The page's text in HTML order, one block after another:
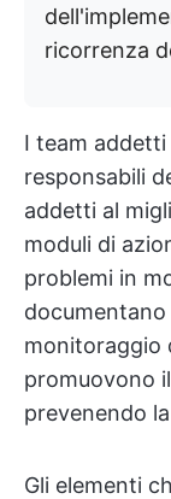
ricorrenza
I team addetti
responsabili
addetti al
moduli di
problemi in
monitoraggio
promuovono
prevenendo
Gli elementi